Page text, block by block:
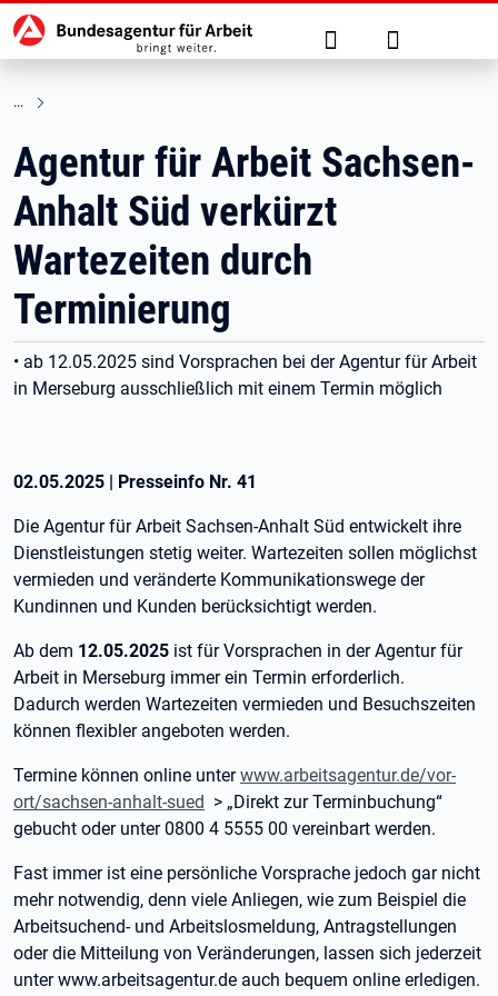
zu den Hauptinhalten springen
Hauptnavigation Suche Anmelden
Agentur für Arbeit Sachsen-
Anhalt Süd verkürzt
Wartezeiten durch
Terminierung
• ab 12.05.2025 sind Vorsprachen bei der Agentur für Arbeit
in Merseburg ausschließlich mit einem Termin möglich
02.05.2025 | Presseinfo Nr. 41
Die Agentur für Arbeit Sachsen-Anhalt Süd entwickelt ihre
Dienstleistungen stetig weiter. Wartezeiten sollen möglichst
vermieden und veränderte Kommunikationswege der
Kundinnen und Kunden berücksichtigt werden.
Ab dem 12.05.2025 ist für Vorsprachen in der Agentur für
Arbeit in Merseburg immer ein Termin erforderlich.
Dadurch werden Wartezeiten vermieden und Besuchszeiten
können flexibler angeboten werden.
Termine können online unterwww.arbeitsagentur.de/vor-
ort/sachsen-anhalt-sued > „Direkt zur Terminbuchung“
gebucht oder unter 0800 4 5555 00 vereinbart werden.
Fast immer ist eine persönliche Vorsprache jedoch gar nicht
mehr notwendig, denn viele Anliegen, wie zum Beispiel die
Arbeitsuchend- und Arbeitslosmeldung, Antragstellungen
oder die Mitteilung von Veränderungen, lassen sich jederzeit
unter www.arbeitsagentur.de auch bequem online erledigen.